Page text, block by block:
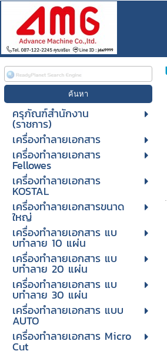
ครุภัณฑ์สำนักงาน
(ราชการ)
เครื่องทำลายเอกสาร
เครื่องทำลายเอกสาร
Fellowes
เครื่องทำลายเอกสาร
KOSTAL
เครื่องทำลายเอกสารขนาด
ใหญ่
เครื่องทําลายเอกสาร แบ
บทําลาย 10 แผ่น
เครื่องทําลายเอกสาร แบ
บทําลาย 20 แผ่น
เครื่องทําลายเอกสาร แบ
บทําลาย 30 แผ่น
เครื่องทำลายเอกสาร แบบ
AUTO
เครื่องทำลายเอกสาร Micro
Cut